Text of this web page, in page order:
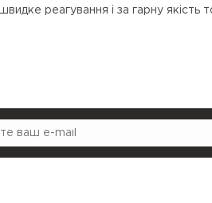
реагування і за гарну